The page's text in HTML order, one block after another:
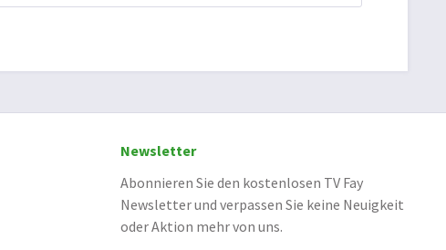
Newsletter
Abonnieren Sie den kostenlosen TV Fay
Newsletter und verpassen Sie keine Neuigkeit
oder Aktion mehr von uns.